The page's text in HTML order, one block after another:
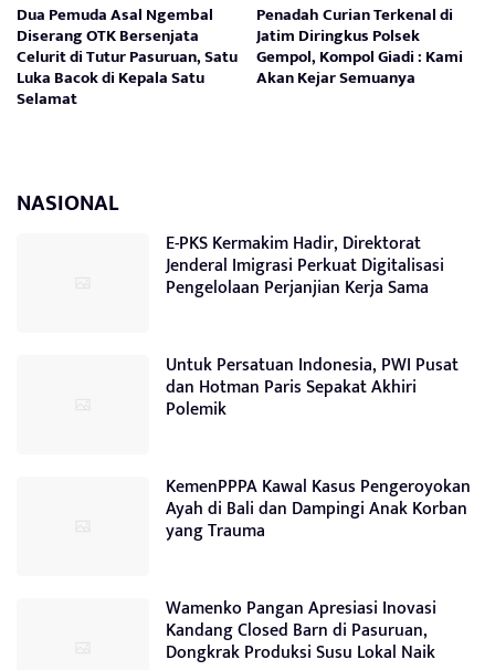
Dua Pemuda Asal Ngembal
Diserang OTK Bersenjata
Celurit di Tutur Pasuruan, Satu
Luka Bacok di Kepala Satu
Selamat
Penadah Curian Terkenal di
Jatim Diringkus Polsek
Gempol, Kompol Giadi : Kami
Akan Kejar Semuanya
NASIONAL
E-PKS Kermakim Hadir, Direktorat
Jenderal Imigrasi Perkuat Digitalisasi
Pengelolaan Perjanjian Kerja Sama
Untuk Persatuan Indonesia, PWI Pusat
dan Hotman Paris Sepakat Akhiri
Polemik
KemenPPPA Kawal Kasus Pengeroyokan
Ayah di Bali dan Dampingi Anak Korban
yang Trauma
Wamenko Pangan Apresiasi Inovasi
Kandang Closed Barn di Pasuruan,
Dongkrak Produksi Susu Lokal Naik